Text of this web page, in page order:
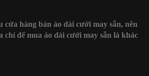
cửa hàng bán áo dài cưới may sẵn, nên
chỉ để mua áo dài cưới may sẵn là khác